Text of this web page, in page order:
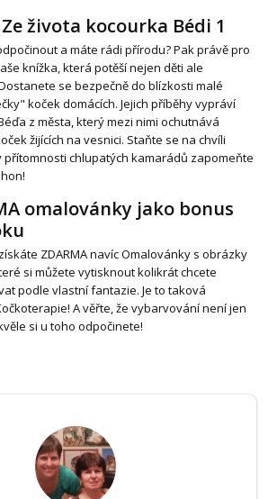
života kocourka Bédi 1
a máte rádi přírodu? Pak právě pro
knížka, která potěší nejen děti ale
se bezpečně do blízkosti malé
koček domácích. Jejich příběhy vypráví
z města, který mezi nimi ochutnává
žijících na vesnici. Staňte se na chvíli
přítomnosti chlupatých kamarádů zapomeňte
omalovánky jako bonus
ZDARMA navíc Omalovánky s obrázky
si můžete vytisknout kolikrát chcete
podle vlastní fantazie. Je to taková
A věřte, že vybarvování není jen
si u toho odpočinete!